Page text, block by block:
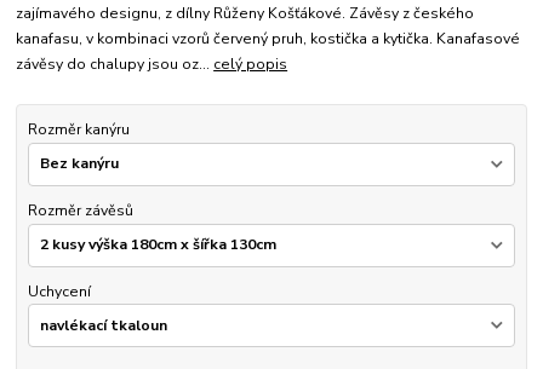
zajímavého designu, z dílny Růženy Košťákové. Závěsy z českého
kanafasu, v kombinaci vzorů červený pruh, kostička a kytička. Kanafasové
závěsy do chalupy jsou oz... celý popis
Rozměr kanýru
Rozměr závěsů
Uchycení